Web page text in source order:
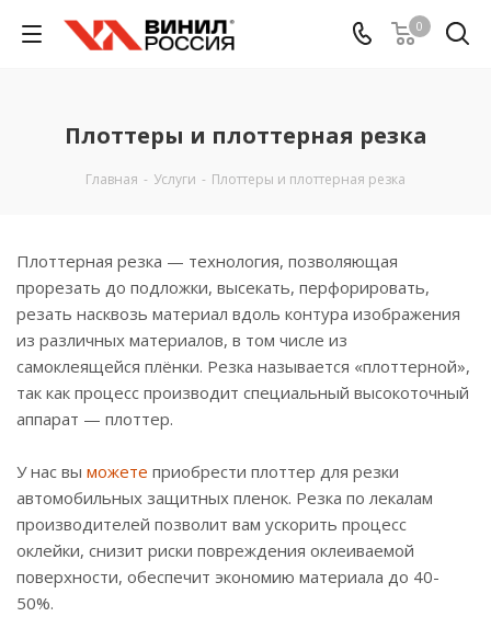
0
Плоттеры и плоттерная резка
Главная - Услуги - Плоттеры и плоттерная резка
Плоттерная резка — технология, позволяющая
прорезать до подложки, высекать, перфорировать,
резать насквозь материал вдоль контура изображения
из различных материалов, в том числе из
самоклеящейся плёнки. Резка называется «плоттерной»,
так как процесс производит специальный высокоточный
аппарат — плоттер.
У нас вы можете приобрести плоттер для резки
автомобильных защитных пленок. Резка по лекалам
производителей позволит вам ускорить процесс
оклейки, снизит риски повреждения оклеиваемой
поверхности, обеспечит экономию материала до 40-
50%.